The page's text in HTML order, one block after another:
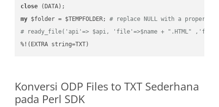
close
my $folder = $TEMPFOLDER; # replace NULL with a proper
# ready_file('api'=> $api, 'file'=>$name + ".HTML"
%!(EXTRA string=TXT)
Konversi ODP Files to TXT Sederhana
pada Perl SDK